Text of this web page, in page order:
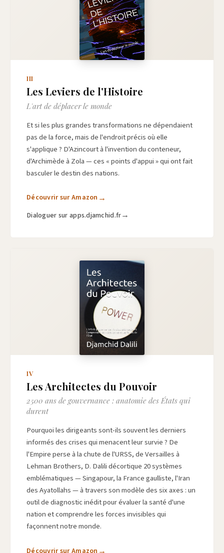
III
Les Leviers de l'Histoire
L'art de déplacer le monde
Et si les plus grandes transformations ne dépendaient
pas de la force, mais de l'endroit précis où elle
s'applique ? D'Azincourt à l'invention du conteneur,
d'Archimède à Zola — ces « points d'appui » qui ont fait
basculer le destin des nations.
Découvrir sur Amazon
Dialoguer sur apps.djamchid.fr
IV
Les Architectes du Pouvoir
2500 ans de gouvernance : anatomie des États qui
durent
Pourquoi les dirigeants sont-ils souvent les derniers
informés des crises qui menacent leur survie ? De
l'Empire perse à la chute de l'URSS, de Versailles à
Lehman Brothers, D. Dalili décortique 20 systèmes
emblématiques — Singapour, la France gaulliste, l'Iran
des Ayatollahs — à travers son modèle des six axes : un
outil de diagnostic inédit pour évaluer la santé d'une
nation et comprendre les forces invisibles qui
façonnent notre monde.
Découvrir sur Amazon